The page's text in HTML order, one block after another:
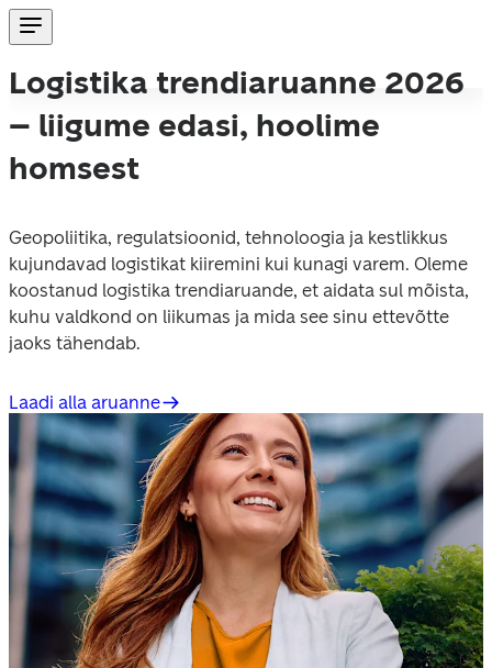
Logistika trendiaruanne 2026
– liigume edasi, hoolime
homsest
Geopoliitika, regulatsioonid, tehnoloogia ja kestlikkus
kujundavad logistikat kiiremini kui kunagi varem. Oleme
koostanud logistika trendiaruande, et aidata sul mõista,
kuhu valdkond on liikumas ja mida see sinu ettevõtte
jaoks tähendab.
Laadi alla aruanne